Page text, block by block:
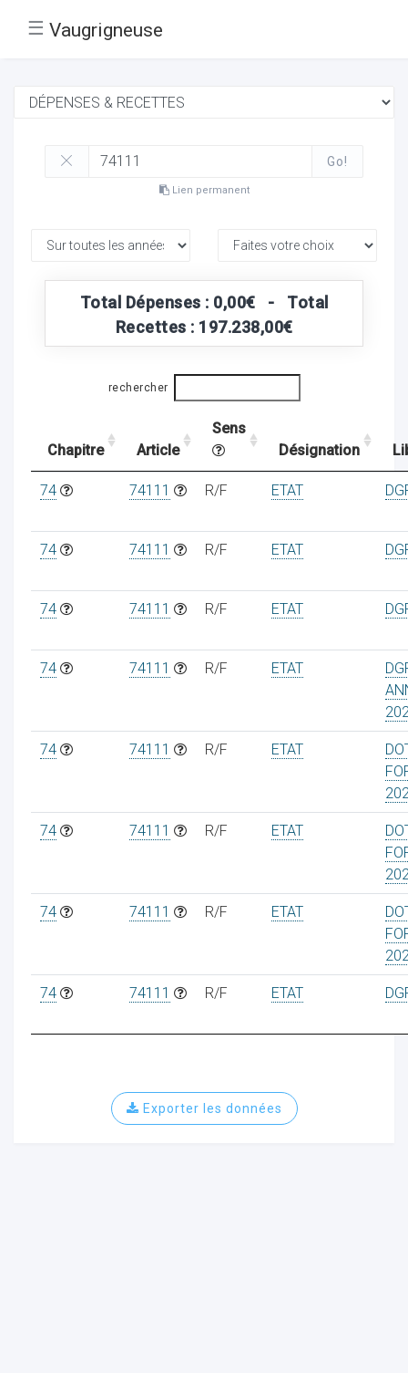
☰ Vaugrigneuse
Go!
Lien permanent
Total Dépenses : 0,00€ - Total
Recettes : 197.238,00€
rechercher
Chapitre Article
Sens
Désignation
74 74111 R/F ETAT
74 74111 R/F ETAT
74 74111 R/F ETAT
74 74111 R/F ETAT
74 74111 R/F ETAT
74 74111 R/F ETAT
74 74111 R/F ETAT
74 74111 R/F ETAT
Exporter les données